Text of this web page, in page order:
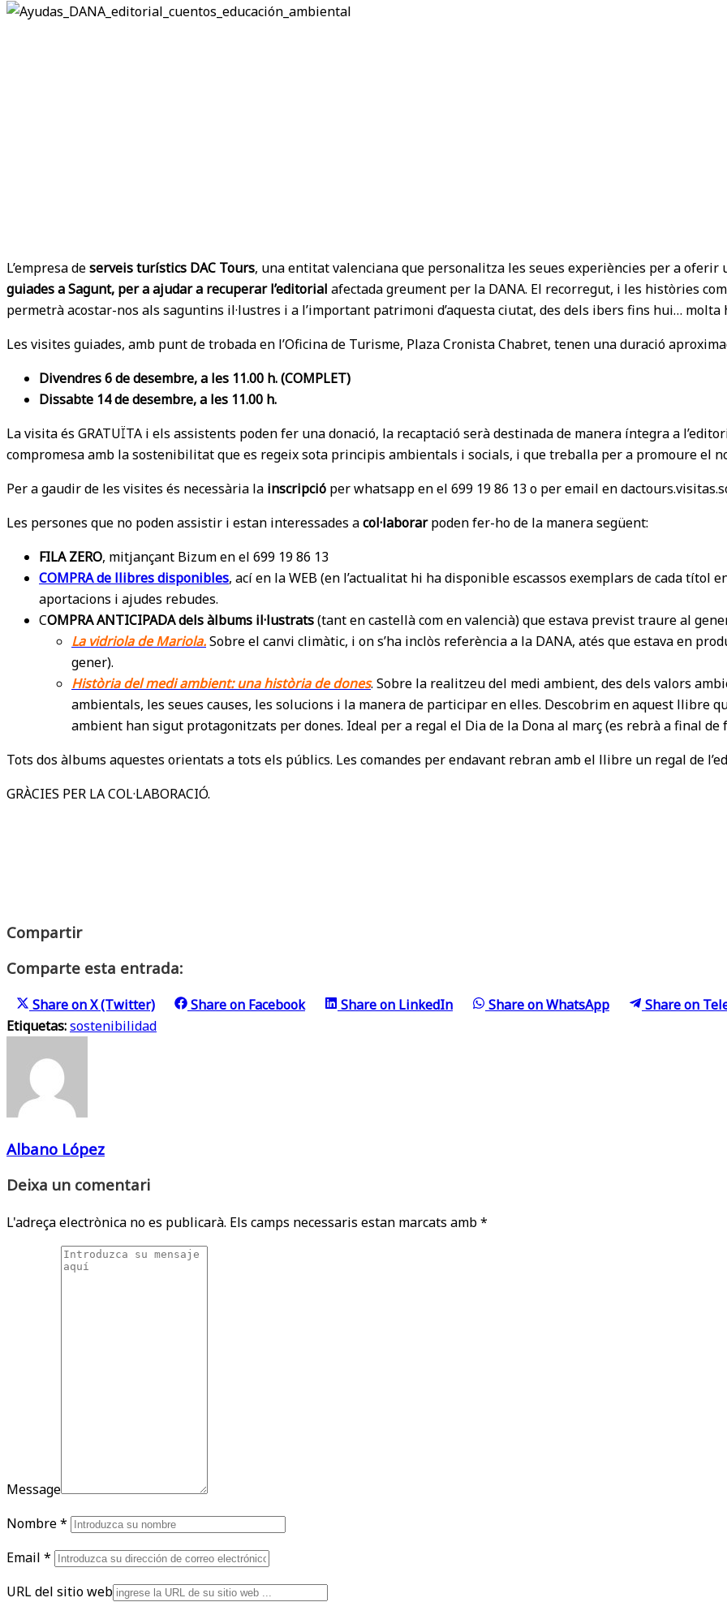
L’empresa deserveis turístics DAC Tours, una entitat valenciana que personalitza les seues experiències per a oferir
guiades a Sagunt, per a ajudar a recuperar l’editorial afectada greument per la DANA. El recorregut, i les històries
permetrà acostar-nos als saguntins il·lustres i a l’important patrimoni d’aquesta ciutat, des dels ibers fins hui… molta
Les visites guiades, amb punt de trobada en l’Oficina de Turisme, Plaza Cronista Chabret, tenen una duració
Divendres 6 de desembre, a les 11.00 h. (COMPLET)
Dissabte 14 de desembre, a les 11.00 h.
La visita és GRATUÏTA i els assistents poden fer una donació, la recaptació serà destinada de manera íntegra a
compromesa amb la sostenibilitat que es regeix sota principis ambientals i socials, i que treballa per a promoure el
Per a gaudir de les visites és necessària la inscripció per whatsapp en el 699 19 86 13 o per email en
Les persones que no poden assistir i estan interessades acol·laborarpoden fer-ho de la manera següent:
FILA ZERO, mitjançant Bizum en el 699 19 86 13
COMPRA de llibres disponibles, ací en la WEB (en l’actualitat hi ha disponible escassos exemplars de cada
aportacions i ajudes rebudes.
COMPRA ANTICIPADA dels àlbums il·lustrats(tant en castellà com en valencià) que estava previst traure al
La vidriola de Mariola.Sobre el canvi climàtic, i on s’ha inclòs referència a la DANA, atés que estava en
gener).
Història del medi ambient: una història de dones. Sobre la realitzeu del medi ambient, des dels valors
ambientals, les seues causes, les solucions i la manera de participar en elles. Descobrim en aquest llibre
ambient han sigut protagonitzats per dones. Ideal per a regal el Dia de la Dona al març (es rebrà a final de
Tots dos àlbums aquestes orientats a tots els públics. Les comandes per endavant rebran amb el llibre un regal de
GRÀCIES PER LA COL·LABORACIÓ.
Compartir
Comparte esta entrada:
Share onX (Twitter) Share on Facebook Share on LinkedIn Share onWhatsApp Share on
Etiquetas:sostenibilidad
Albano López
Deixa un comentari
L'adreça electrònica no es publicarà. Els camps necessaris estan marcats amb*
Message
Nombre*
Email *
URL del sitio web